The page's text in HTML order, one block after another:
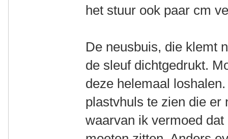
het stuur ook paar cm
De neusbuis, die klemt
de sleuf dichtgedrukt.
deze helemaal
plastvhuls te zien die er
waarvan ik vermoed